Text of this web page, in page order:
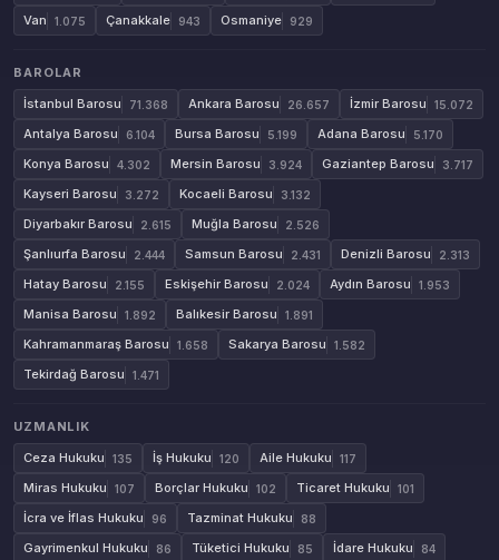
Van 1.075 Çanakkale 943 Osmaniye 929
BAROLAR
İstanbul Barosu
71.368 Ankara Barosu 26.657 İzmir Barosu 15.072
Antalya Barosu 6.104 Bursa Barosu 5.199 Adana Barosu 5.170
Konya Barosu 4.302 Mersin Barosu 3.924 Gaziantep Barosu 3.717
Kayseri Barosu 3.272 Kocaeli Barosu 3.132
Diyarbakır Barosu 2.615 Muğla Barosu 2.526
Şanlıurfa Barosu 2.444 Samsun Barosu 2.431 Denizli Barosu 2.313
Hatay Barosu 2.155 Eskişehir Barosu 2.024 Aydın Barosu 1.953
Manisa Barosu 1.892 Balıkesir Barosu 1.891
Kahramanmaraş Barosu 1.658 Sakarya Barosu 1.582
Tekirdağ Barosu 1.471
UZMANLIK
Ceza Hukuku
135 İş Hukuku 120 Aile Hukuku 117
Miras Hukuku 107 Borçlar Hukuku 102 Ticaret Hukuku 101
İcra ve İflas Hukuku 96 Tazminat Hukuku 88
Gayrimenkul Hukuku 86 Tüketici Hukuku 85 İdare Hukuku 84